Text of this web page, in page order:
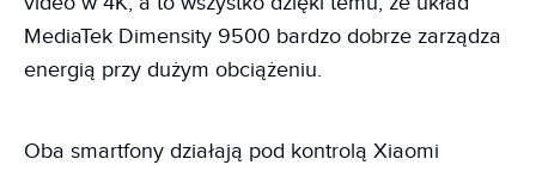
MediaTek Dimensity 9500 bardzo dobrze zarządza
energią przy dużym obciążeniu.
Oba smartfony działają pod kontrolą Xiaomi